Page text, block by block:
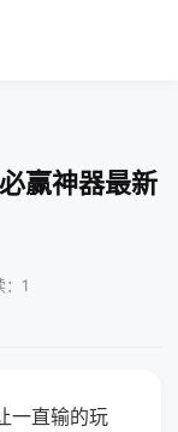
赢神器最新
1
一直输的玩